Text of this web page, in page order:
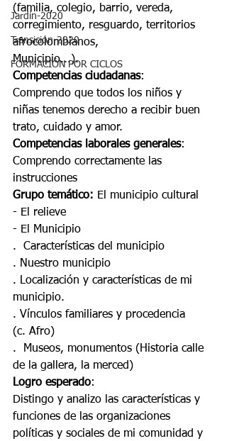
Jardín-2020
Transición-2020
FORMACIÓN POR CICLOS
(familia, colegio, barrio, vereda,
corregimiento, resguardo, territorios
afrocolombianos,
Municipio...).
Competencias ciudadanas:
Comprendo que todos los niños y
niñas tenemos derecho a recibir buen
trato, cuidado y amor.
Competencias laborales generales:
Comprendo correctamente las
instrucciones
Grupo temático: El municipio cultural
- El relieve
- El Municipio
.  Características del municipio
. Nuestro municipio
. Localización y características de mi
municipio.
. Vínculos familiares y procedencia
(c. Afro)
.  Museos, monumentos (Historia calle
de la gallera, la merced)
Logro esperado:
Distingo y analizo las características y
funciones de las organizaciones
políticas y sociales de mi comunidad y